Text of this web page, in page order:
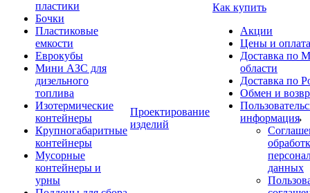
пластики
Бочки
Пластиковые
емкости
Еврокубы
Мини АЗС для
дизельного
топлива
Изотермические
контейнеры
Крупногабаритные
контейнеры
Мусорные
контейнеры и
урны
Проектирование
изделий
Как купить
Акции
Цены и оплата
Доставка по
области
Доставка по
Обмен и
информация
данных